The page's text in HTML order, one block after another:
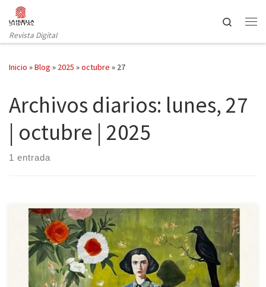
Saltar al contenido
Revista Digital
Search
Inicio »Blog » 2025 »octubre » 27
Archivos diarios: lunes, 27
| octubre | 2025
1 entrada
Moon Tiger de Penelope Lively, publicado recientemente por la
editorial Impedimenta, es una obra muy especial que recibió el
premio Booker en 1987. La autora fusiona diversos subgéneros